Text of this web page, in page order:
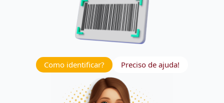
Como identificar? Preciso de ajuda!